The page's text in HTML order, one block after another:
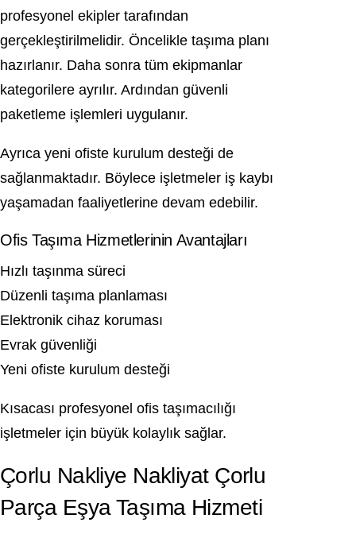
profesyonel ekipler tarafından
gerçekleştirilmelidir. Öncelikle taşıma planı
hazırlanır. Daha sonra tüm ekipmanlar
kategorilere ayrılır. Ardından güvenli
paketleme işlemleri uygulanır.
Ayrıca yeni ofiste kurulum desteği de
sağlanmaktadır. Böylece işletmeler iş kaybı
yaşamadan faaliyetlerine devam edebilir.
Ofis Taşıma Hizmetlerinin Avantajları
Hızlı taşınma süreci
Düzenli taşıma planlaması
Elektronik cihaz koruması
Evrak güvenliği
Yeni ofiste kurulum desteği
Kısacası profesyonel ofis taşımacılığı
işletmeler için büyük kolaylık sağlar.
Çorlu Nakliye Nakliyat Çorlu
Parça Eşya Taşıma Hizmeti